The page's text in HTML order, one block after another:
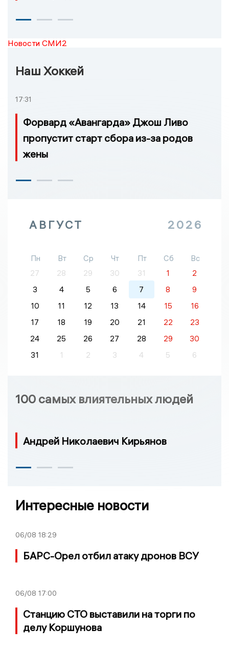
Новости СМИ2
Наш Хоккей
17:31
Форвард «Авангарда» Джош Ливо
пропустит старт сбора из-за родов
жены
АВГУСТ 2026
Пн Вт Ср Чт Пт Сб
Вс
27
28 29 30 31 1
2
3
4 5 6 7 8
9
10
11 12 13 14 15
16
17
18 19 20 21 22
23
24
25 26 27 28 29
30
31
1 2 3 4 5 6
100 самых влиятельных людей
Андрей Николаевич Кирьянов
Интересные новости
06/08 18:29
БАРС-Орел отбил атаку дронов ВСУ
06/08 17:00
Станцию СТО выставили на торги по
делу Коршунова